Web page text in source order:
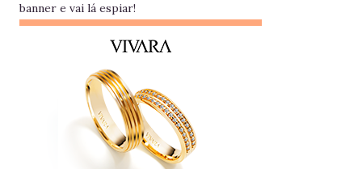
banner e vai lá espiar!